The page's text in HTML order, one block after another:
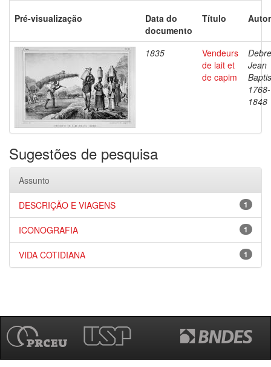
Pré-visualização
Data do
documento
Título
1835
Vendeurs
de lait et
de capim
Jean
1768-
1848
Sugestões de pesquisa
Assunto
1
DESCRIÇÃO E VIAGENS
1
ICONOGRAFIA
1
VIDA COTIDIANA